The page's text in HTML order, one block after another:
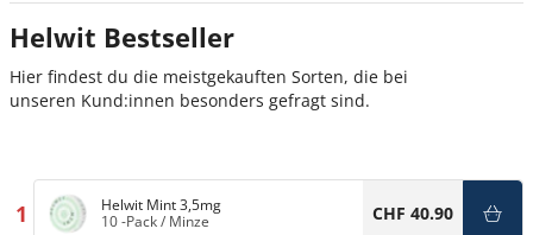
Helwit Bestseller
Hier findest du die meistgekauften Sorten, die bei
unseren Kund:innen besonders gefragt sind.
1
Helwit Mint 3,5mg
10 -Pack/ Minze CHF 40.90